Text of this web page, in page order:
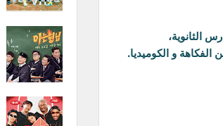
الثانوية،
و الكوميديا.